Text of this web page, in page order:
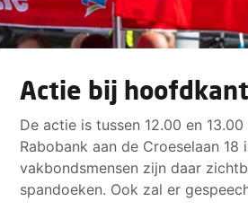
Actie bij
De actie is tussen 12.00 en
Rabobank aan de Croeselaan
vakbondsmensen zijn daar
spandoeken. Ook zal er